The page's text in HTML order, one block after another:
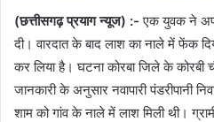
(छत्तीसगढ़ प्रयाग न्यूज) :- एक युवक ने
दी। वारदात के बाद लाश का नाले में फेंक
कर लिया है। घटना कोरबा जिले के कोरबी
जानकारी के अनुसार नवापारी पंडरीपानी
शाम को गांव के नाले में लाश मिली थी।